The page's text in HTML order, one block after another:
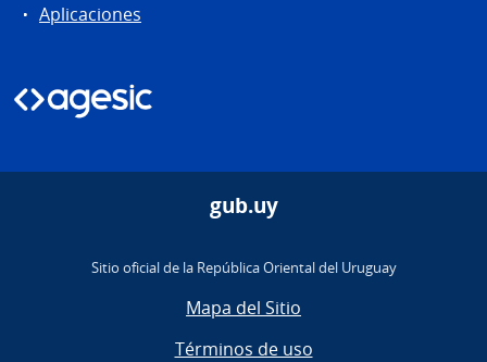
Aplicaciones
gub.uy
Sitio oficial de la República Oriental del Uruguay
Mapa del Sitio
Términos de uso